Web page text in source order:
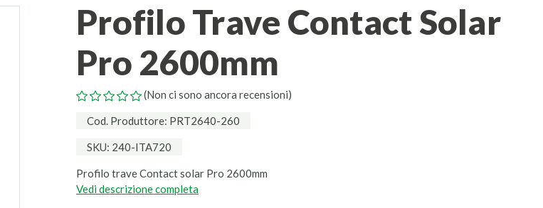
Profilo Trave Contact Solar
Pro 2600mm
(Non ci sono ancora recensioni)
Cod. Produttore: PRT2640-260
SKU: 240-ITA720
Profilo trave Contact solar Pro 2600mm
Vedi descrizione completa